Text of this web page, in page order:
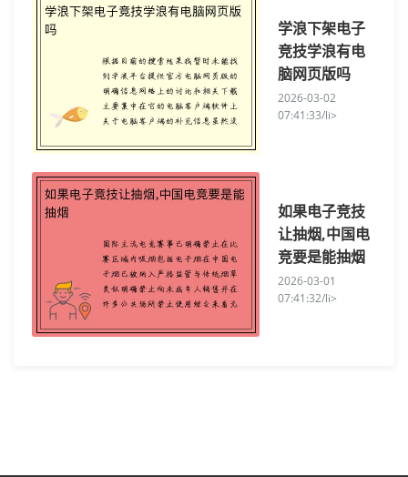
学浪下架电子
竞技学浪有电
脑网页版吗
2026-03-02
07:41:33/li>
如果电子竞技
让抽烟,中国电
竞要是能抽烟
2026-03-01
07:41:32/li>